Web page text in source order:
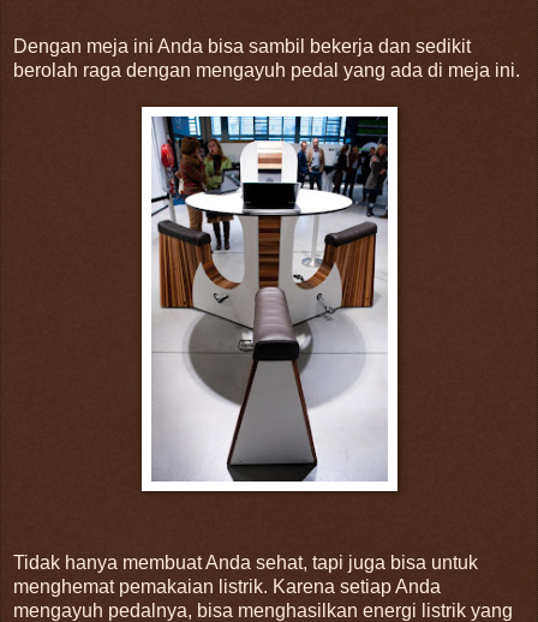
Dengan meja ini Anda bisa sambil bekerja dan sedikit
berolah raga dengan mengayuh pedal yang ada di meja ini.
Tidak hanya membuat Anda sehat, tapi juga bisa untuk
menghemat pemakaian listrik. Karena setiap Anda
mengayuh pedalnya, bisa menghasilkan energi listrik yang